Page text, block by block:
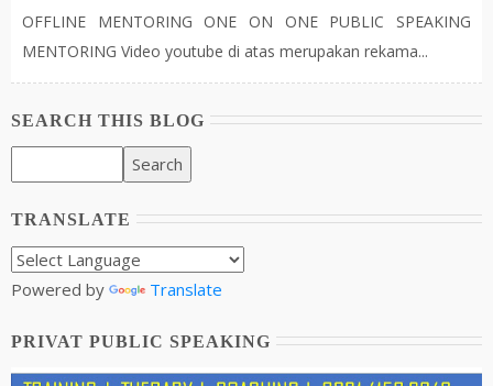
OFFLINE MENTORING ONE ON ONE PUBLIC SPEAKING
MENTORING Video youtube di atas merupakan rekama...
SEARCH THIS BLOG
TRANSLATE
Powered by Translate
PRIVAT PUBLIC SPEAKING